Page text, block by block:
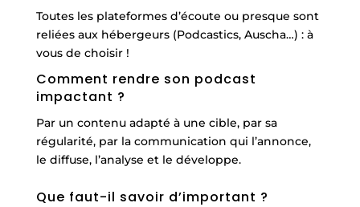
Toutes les plateformes d’écoute ou presque sont
reliées aux hébergeurs (Podcastics, Auscha…) : à
vous de choisir !
Comment rendre son podcast
impactant ?
Par un contenu adapté à une cible, par sa
régularité, par la communication qui l’annonce,
le diffuse, l’analyse et le développe.
Que faut-il savoir d’important ?